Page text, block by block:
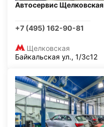
Автосервис Щелковская
+7 (495) 162-90-81
Щелковская
Байкальская ул., 1/3с12